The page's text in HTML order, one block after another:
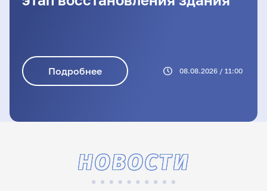
Подробнее 08.08.2026 / 11:00
НОВОСТИ